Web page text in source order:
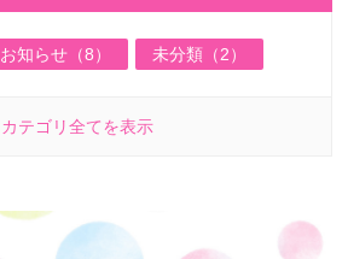
お知らせ（8） 未分類（2）
カテゴリ全てを表示